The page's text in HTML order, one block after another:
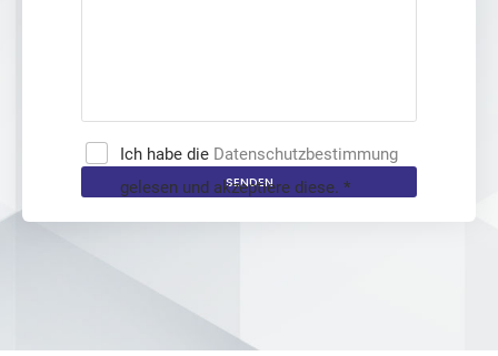
Ich habe die Datenschutzbestimmung
gelesen und akzeptiere diese. *
SENDEN